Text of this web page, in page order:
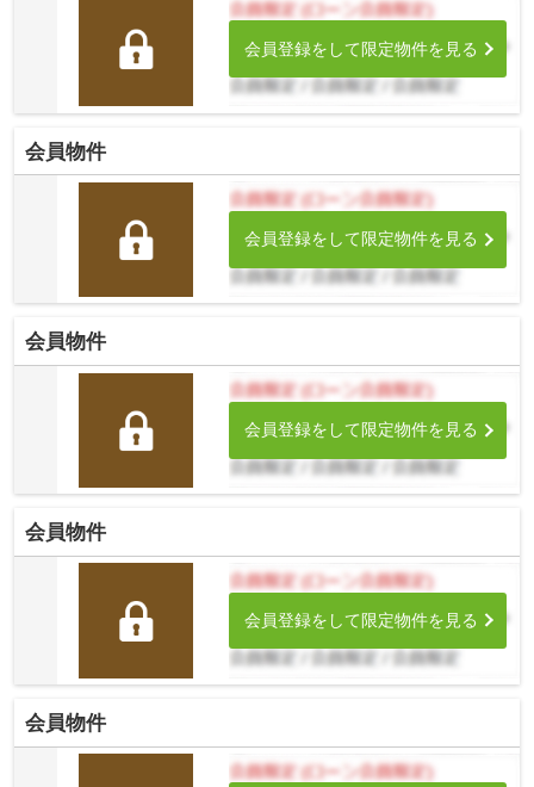
会員登録をして限定物件を見る
会員物件
会員登録をして限定物件を見る
会員物件
会員登録をして限定物件を見る
会員物件
会員登録をして限定物件を見る
会員物件